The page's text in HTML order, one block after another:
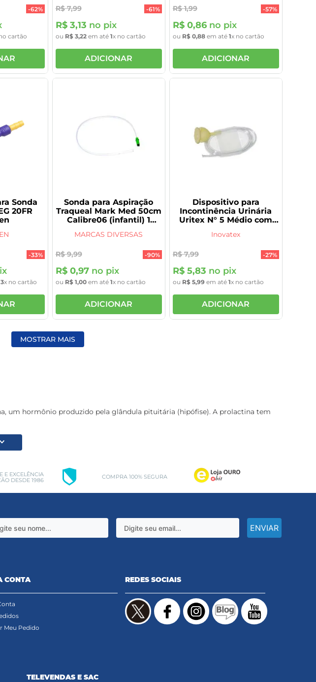
-62%
cartão
R$ 7,99 -61%
R$ 3,13 no pix
ou R$ 3,22em até 1x no cartão
ADICIONAR
R$ 1,99 -57%
R$ 0,86no pix
ou R$ 0,88em até 1x no cartão
ADICIONAR
Sonda
20FR
-33%
3x no cartão
Sonda para Aspiração
Traqueal Mark Med 50cm
Calibre06 (infantil) 1
fracionada)
MARCAS DIVERSAS
R$ 9,99 -90%
R$ 0,97no pix
ou R$ 1,00em até 1x no cartão
ADICIONAR
Dispositivo para
Incontinência Urinária
Uritex N° 5 Médio com
Inovatex
R$ 7,99 -27%
R$ 5,83 no pix
ou R$ 5,99 em até 1x no cartão
ADICIONAR
MOSTRAR MAIS
um hormônio produzido pela glândula pituitária (hipófise). A prolactina tem
E EXCELÊNCIA
DESDE 1986
COMPRA 100% SEGURA
ENVIAR
CONTA
Meu Pedido
REDES SOCIAIS
TELEVENDAS E SAC